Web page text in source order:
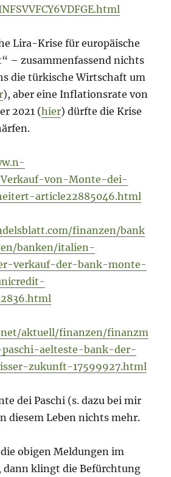
Lira-Krise für europäische
– zusammenfassend nichts
die türkische Wirtschaft um
), aber eine Inflationsrate von
2021 (hier) dürfte die Krise
von-Monte-dei-
article22885046.html
finanzen/bank
banken/italien-
verkauf-der-bank-monte-
aktuell/finanzen/finanzm
aelteste-bank-der-
zukunft-17599927.html
dei Paschi (s. dazu bei mir
diesem Leben nichts mehr.
obigen Meldungen im
dann klingt die Befürchtung